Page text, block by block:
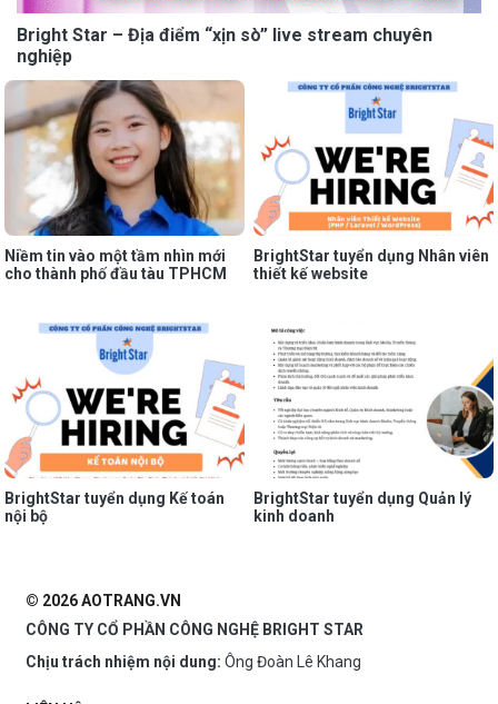
Bright Star – Địa điểm “xịn sò” live stream chuyên
nghiệp
Niềm tin vào một tầm nhìn mới
cho thành phố đầu tàu TPHCM
BrightStar tuyển dụng Nhân viên
thiết kế website
BrightStar tuyển dụng Kế toán
nội bộ
BrightStar tuyển dụng Quản lý
kinh doanh
© 2026 AOTRANG.VN
CÔNG TY CỔ PHẦN CÔNG NGHỆ BRIGHT STAR
Chịu trách nhiệm nội dung: Ông Đoàn Lê Khang